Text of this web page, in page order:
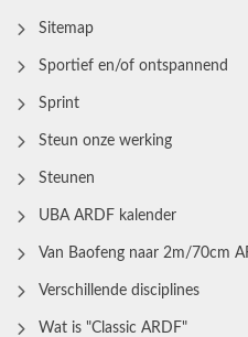
Sitemap
Sportief en/of ontspannend
Sprint
Steun onze werking
Steunen
UBA ARDF kalender
Van Baofeng naar 2m/70cm
Verschillende disciplines
Wat is "Classic ARDF"